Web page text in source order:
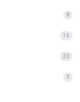
8
16
23
3